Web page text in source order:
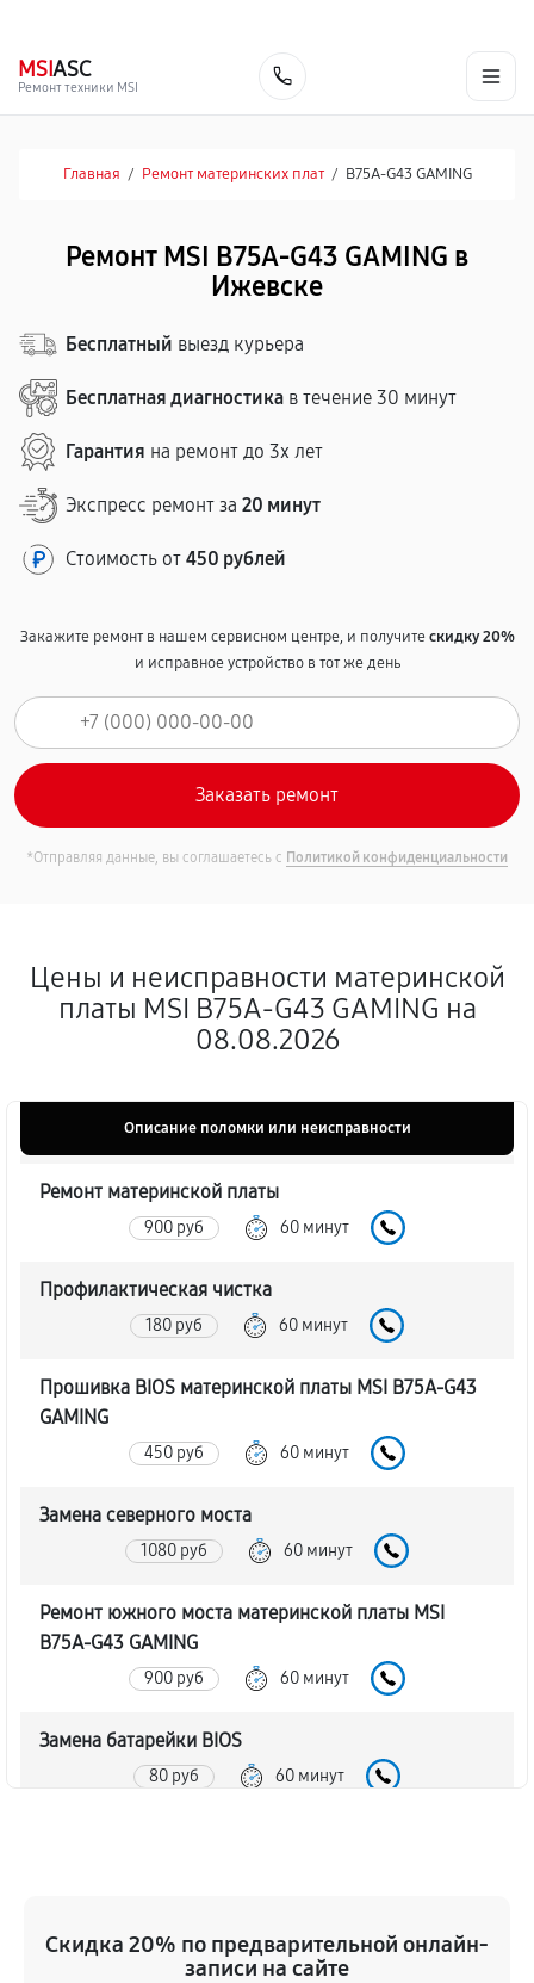
MSIASC
Ремонт техники MSI
Главная / Ремонт материнских плат / B75A-G43 GAMING
Ремонт MSI B75A-G43 GAMING в
Ижевске
Бесплатный выезд курьера
Бесплатная диагностика в течение 30 минут
Гарантия на ремонт до 3х лет
Экспресс ремонт за 20 минут
Стоимость от 450 рублей
Закажите ремонт в нашем сервисном центре, и получитескидку 20%
и исправное устройство в тот же день
*Отправляя данные, вы соглашаетесь с Политикой конфиденциальности
Цены и неисправности материнской
платы MSI B75A-G43 GAMING на
08.08.2026
Описание поломки или неисправности
Ремонт материнской платы
900 руб 60 минут
Профилактическая чистка
180 руб 60 минут
Прошивка BIOS материнской платы MSI B75A-G43
GAMING
450 руб 60 минут
Замена северного моста
1080 руб 60 минут
Ремонт южного моста материнской платы MSI
B75A-G43 GAMING
900 руб 60 минут
Замена батарейки BIOS
80 руб 60 минут
Скидка 20% по предварительной онлайн-
записи на сайте